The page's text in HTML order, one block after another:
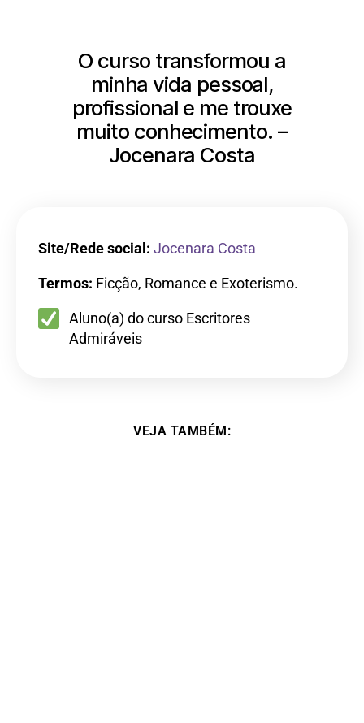
O curso transformou a
minha vida pessoal,
profissional e me trouxe
muito conhecimento. –
Jocenara Costa
Site/Rede social: Jocenara Costa
Termos: Ficção, Romance e Exoterismo.
Aluno(a) do curso Escritores
Admiráveis
VEJA TAMBÉM: